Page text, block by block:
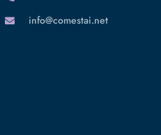
info@comestai.net